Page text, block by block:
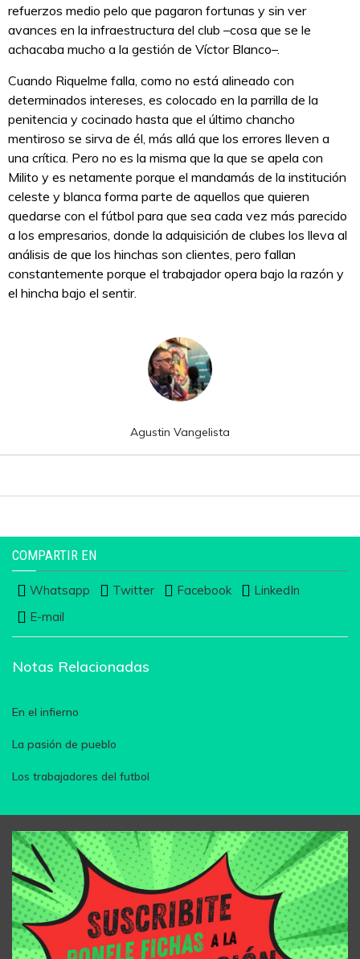
refuerzos medio pelo que pagaron fortunas y sin ver
avances en la infraestructura del club –cosa que se le
achacaba mucho a la gestión de Víctor Blanco–.
Cuando Riquelme falla, como no está alineado con
determinados intereses, es colocado en la parrilla de la
penitencia y cocinado hasta que el último chancho
mentiroso se sirva de él, más allá que los errores lleven a
una crítica. Pero no es la misma que la que se apela con
Milito y es netamente porque el mandamás de la institución
celeste y blanca forma parte de aquellos que quieren
quedarse con el fútbol para que sea cada vez más parecido
a los empresarios, donde la adquisición de clubes los lleva al
análisis de que los hinchas son clientes, pero fallan
constantemente porque el trabajador opera bajo la razón y
el hincha bajo el sentir.
Agustin Vangelista
COMPARTIR EN
Whatsapp Twitter Facebook
LinkedIn
E-mail
Notas Relacionadas
En el infierno
La pasión de pueblo
Los trabajadores del futbol